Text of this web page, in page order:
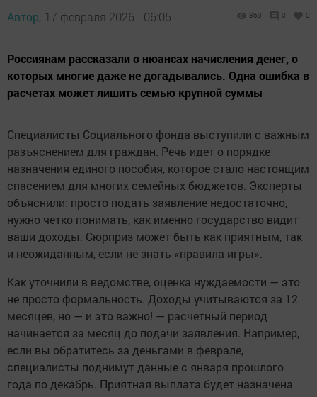
Автор, 17 февраля 2026 - 06:05 869 0 0
Россиянам рассказали о нюансах начисления денег, о
которых многие даже не догадывались. Одна ошибка в
расчетах может лишить семью крупной суммы
Специалисты Социального фонда выступили с важным
разъяснением для граждан. Речь идет о порядке
назначения единого пособия, которое стало настоящим
спасением для многих семейных бюджетов. Эксперты
объяснили: просто подать заявление недостаточно,
нужно четко понимать, как именно государство видит
ваши доходы. Сюрприз может быть как приятным, так
и неожиданным, если не знать «правила игры».
Как уточнили в ведомстве, оценка нуждаемости — это
не просто формальность. Доходы учитываются за 12
месяцев, но — и это важно! — расчетный период
начинается за месяц до подачи заявления. Например,
если вы обратитесь за деньгами в феврале,
специалисты поднимут данные с января прошлого
года по декабрь. Приятная выплата будет назначена